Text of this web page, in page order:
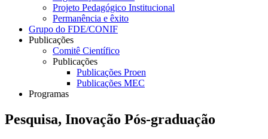
Projeto Pedagógico Institucional
Permanência e êxito
Grupo do FDE/CONIF
Publicações
Comitê Científico
Publicações
Publicações Proen
Publicações MEC
Programas
Pesquisa, Inovação Pós-graduação